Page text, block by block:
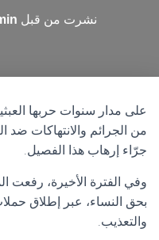
نشرت من قبل
على مدار سنوات حربها
من الجرائم والانتهاكات ضد
جرّاء إرهاب هذا الفصيل.
وفي الفترة الأخيرة، رفعت
بحق النساء، عبر إطلاق
والتعذيب.